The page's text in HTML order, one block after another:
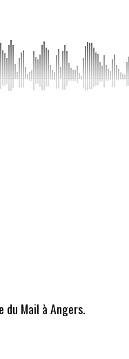
Mail à Angers.